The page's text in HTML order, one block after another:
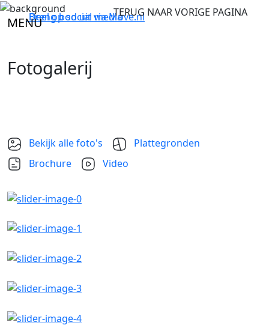
MENU
TERUG NAAR VORIGE PAGINA
Breng bod uit viaMove.nl
Deel op social media
Fotogalerij
Bekijk alle foto's
Plattegronden
Brochure
Video